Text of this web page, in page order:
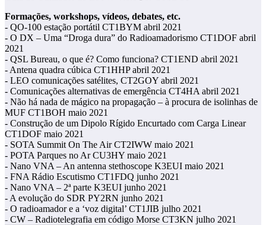
Formações, workshops, vídeos, debates, etc.
- QO-100 estação portátil CT1BYM abril 2021
- O DX – Uma “Droga dura” do Radioamadorismo CT1DOF abril
2021
- QSL Bureau, o que é? Como funciona? CT1END abril 2021
- Antena quadra cúbica CT1HHP abril 2021
- LEO comunicações satélites, CT2GOY abril 2021
- Comunicações alternativas de emergência CT4HA abril 2021
- Não há nada de mágico na propagação – à procura de isolinhas de
MUF CT1BOH maio 2021
- Construção de um Dipolo Rígido Encurtado com Carga Linear
CT1DOF maio 2021
- SOTA Summit On The Air CT2IWW maio 2021
- POTA Parques no Ar CU3HY maio 2021
- Nano VNA – An antenna stethoscope K3EUI maio 2021
- FNA Rádio Escutismo CT1FDQ junho 2021
- Nano VNA – 2ª parte K3EUI junho 2021
- A evolução do SDR PY2RN junho 2021
- O radioamador e a ‘voz digital’ CT1JIB julho 2021
- CW – Radiotelegrafia em código Morse CT3KN julho 2021